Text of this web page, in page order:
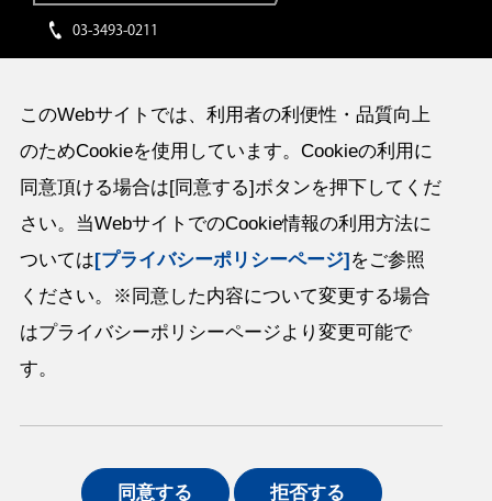
イワタボルト株式会社
TEL：(03)3493-0211（大代表） / FAX：(03)3493-2096
全国25営業所、2分室、海外18営業所
栃木工場、シンガポール工場、オハイオ工場、中国シンセン工場、タイ
工場
03-3493-0211
このWebサイトでは、利用者の利便性・品質向上
のためCookieを使用しています。Cookieの利用に
同意頂ける場合は[同意する]ボタンを押下してくだ
さい。当WebサイトでのCookie情報の利用方法に
ついては[プライバシーポリシーページ]をご参照
ください。※同意した内容について変更する場合
はプライバシーポリシーページより変更可能で
す。
同意する 拒否する